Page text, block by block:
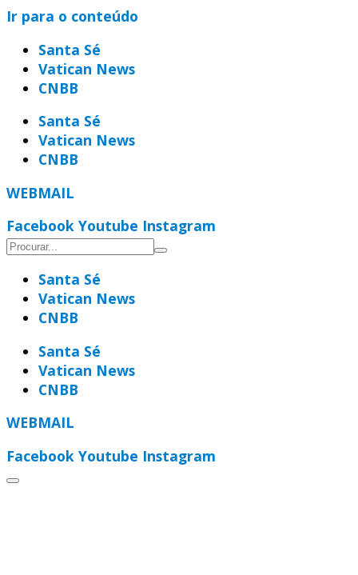
Ir para o conteúdo
Santa Sé
Vatican News
CNBB
Santa Sé
Vatican News
CNBB
WEBMAIL
Facebook Youtube Instagram
Santa Sé
Vatican News
CNBB
Santa Sé
Vatican News
CNBB
WEBMAIL
Facebook Youtube Instagram